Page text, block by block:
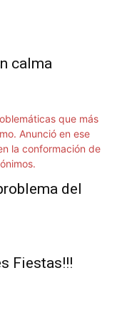
calma
del
Fiestas!!!